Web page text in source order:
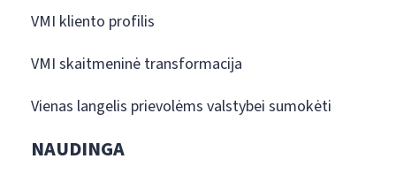
VMI kliento profilis
VMI skaitmeninė transformacija
Vienas langelis prievolėms valstybei sumokėti
NAUDINGA